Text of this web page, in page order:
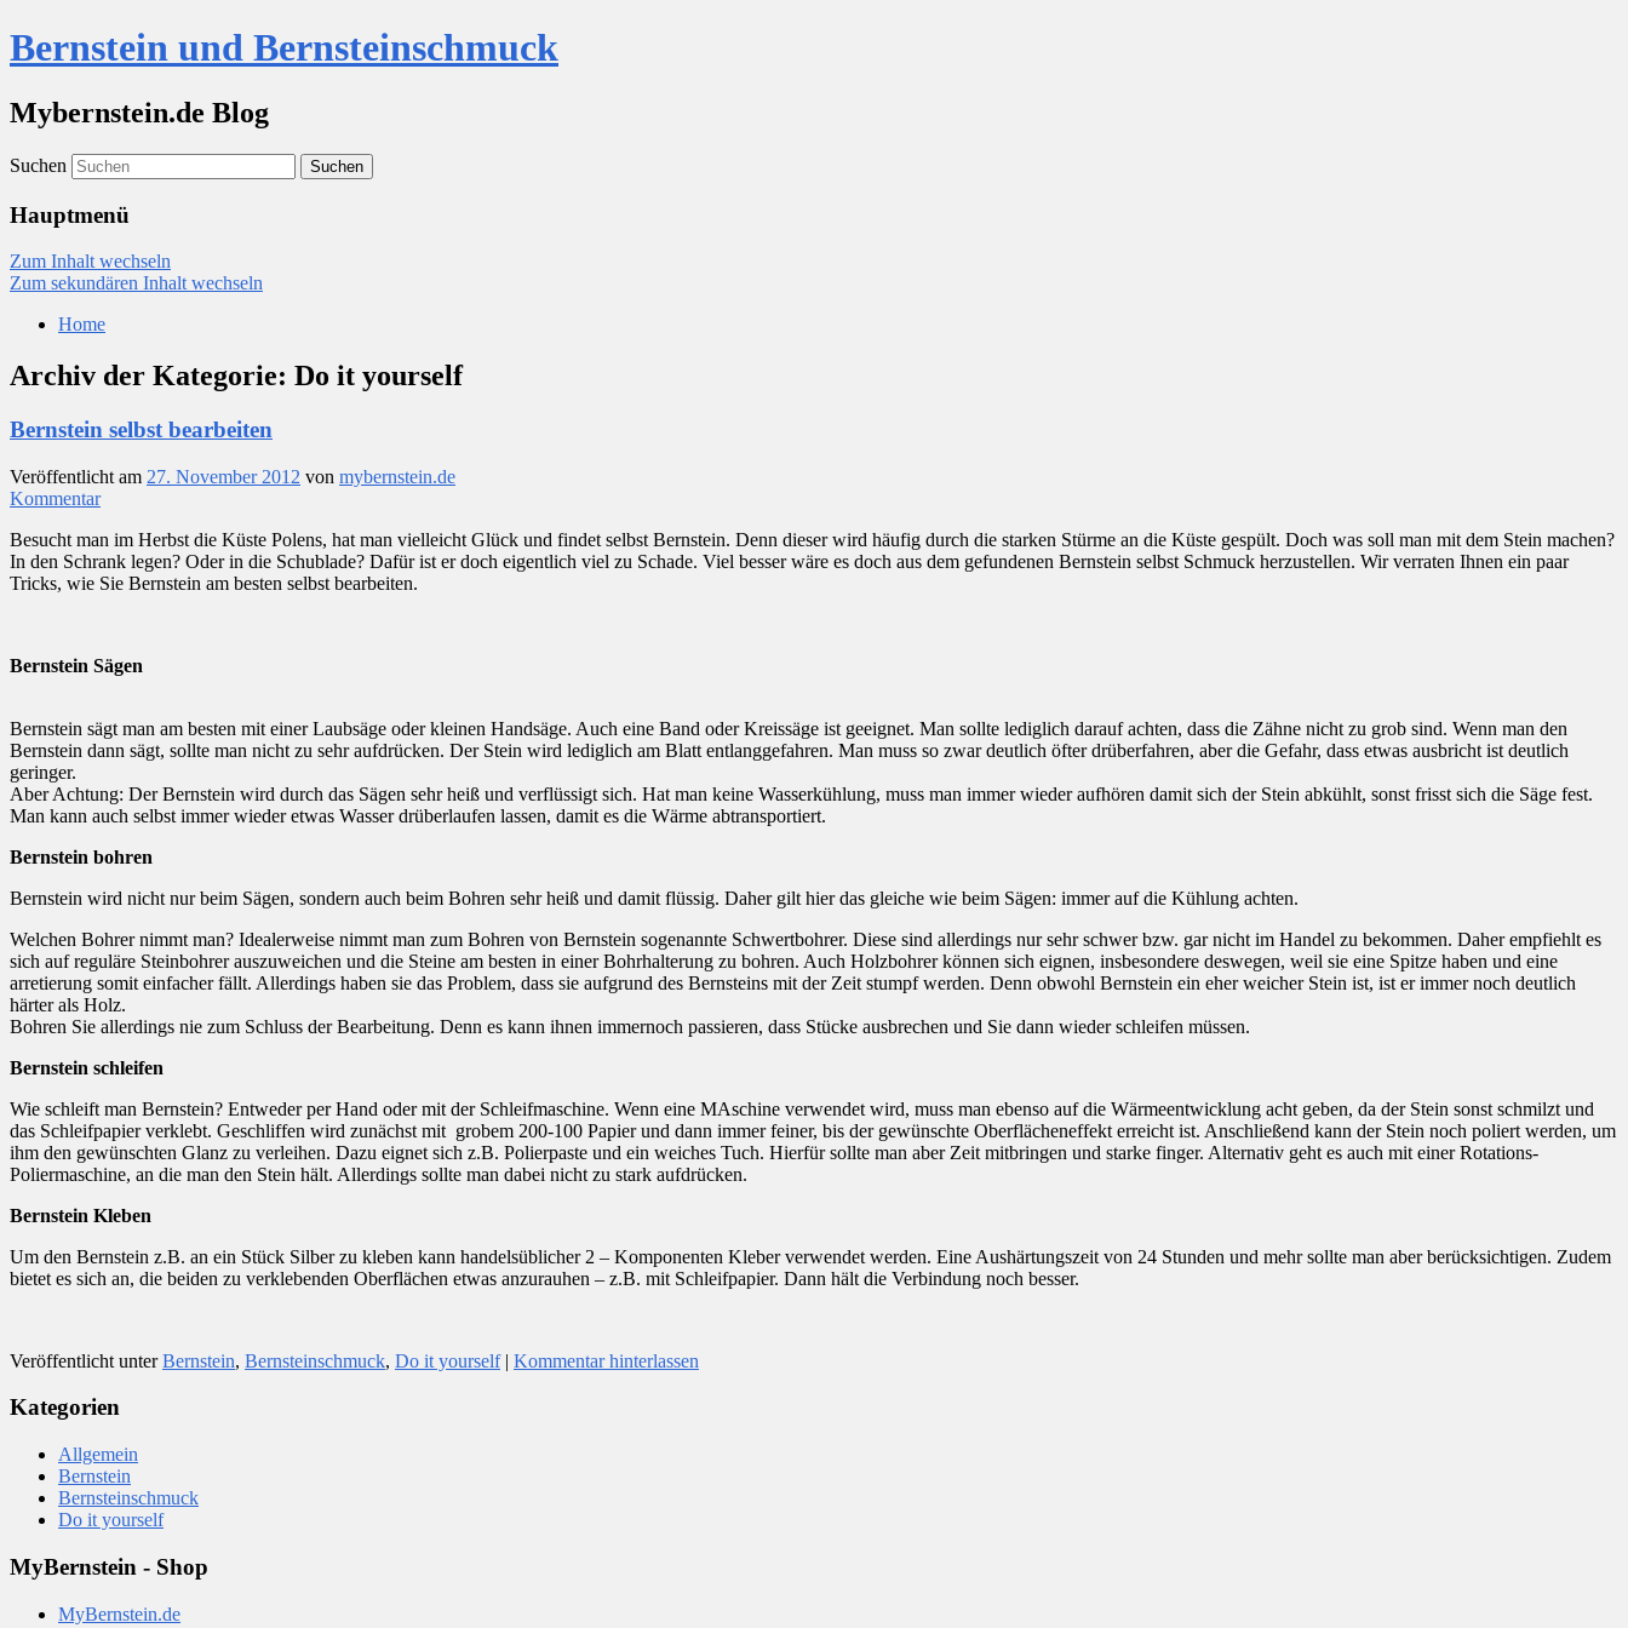
Bernstein und Bernsteinschmuck
Mybernstein.de Blog
Suchen
Hauptmenü
Zum Inhalt wechseln
Zum sekundären Inhalt wechseln
Home
Archiv der Kategorie: Do it yourself
Bernstein selbst bearbeiten
Veröffentlicht am 27. November 2012 von mybernstein.de
Kommentar
Besucht man im Herbst die Küste Polens, hat man vielleicht Glück und findet selbst Bernstein. Denn dieser wird häufig durch die starken Stürme an die Küste gespült. Doch was soll man mit dem Stein machen?
In den Schrank legen? Oder in die Schublade? Dafür ist er doch eigentlich viel zu Schade. Viel besser wäre es doch aus dem gefundenen Bernstein selbst Schmuck herzustellen. Wir verraten Ihnen ein paar
Tricks, wie Sie Bernstein am besten selbst bearbeiten.
Bernstein Sägen
Bernstein sägt man am besten mit einer Laubsäge oder kleinen Handsäge. Auch eine Band oder Kreissäge ist geeignet. Man sollte lediglich darauf achten, dass die Zähne nicht zu grob sind. Wenn man den
Bernstein dann sägt, sollte man nicht zu sehr aufdrücken. Der Stein wird lediglich am Blatt entlanggefahren. Man muss so zwar deutlich öfter drüberfahren, aber die Gefahr, dass etwas ausbricht ist deutlich
geringer.
Aber Achtung: Der Bernstein wird durch das Sägen sehr heiß und verflüssigt sich. Hat man keine Wasserkühlung, muss man immer wieder aufhören damit sich der Stein abkühlt, sonst frisst sich die Säge fest.
Man kann auch selbst immer wieder etwas Wasser drüberlaufen lassen, damit es die Wärme abtransportiert.
Bernstein bohren
Bernstein wird nicht nur beim Sägen, sondern auch beim Bohren sehr heiß und damit flüssig. Daher gilt hier das gleiche wie beim Sägen: immer auf die Kühlung achten.
Welchen Bohrer nimmt man? Idealerweise nimmt man zum Bohren von Bernstein sogenannte Schwertbohrer. Diese sind allerdings nur sehr schwer bzw. gar nicht im Handel zu bekommen. Daher empfiehlt es
sich auf reguläre Steinbohrer auszuweichen und die Steine am besten in einer Bohrhalterung zu bohren. Auch Holzbohrer können sich eignen, insbesondere deswegen, weil sie eine Spitze haben und eine
arretierung somit einfacher fällt. Allerdings haben sie das Problem, dass sie aufgrund des Bernsteins mit der Zeit stumpf werden. Denn obwohl Bernstein ein eher weicher Stein ist, ist er immer noch deutlich
härter als Holz.
Bohren Sie allerdings nie zum Schluss der Bearbeitung. Denn es kann ihnen immernoch passieren, dass Stücke ausbrechen und Sie dann wieder schleifen müssen.
Bernstein schleifen
Wie schleift man Bernstein? Entweder per Hand oder mit der Schleifmaschine. Wenn eine MAschine verwendet wird, muss man ebenso auf die Wärmeentwicklung acht geben, da der Stein sonst schmilzt und
das Schleifpapier verklebt. Geschliffen wird zunächst mit grobem 200-100 Papier und dann immer feiner, bis der gewünschte Oberflächeneffekt erreicht ist. Anschließend kann der Stein noch poliert werden, um
ihm den gewünschten Glanz zu verleihen. Dazu eignet sich z.B. Polierpaste und ein weiches Tuch. Hierfür sollte man aber Zeit mitbringen und starke finger. Alternativ geht es auch mit einer Rotations-
Poliermaschine, an die man den Stein hält. Allerdings sollte man dabei nicht zu stark aufdrücken.
Bernstein Kleben
Um den Bernstein z.B. an ein Stück Silber zu kleben kann handelsüblicher 2 – Komponenten Kleber verwendet werden. Eine Aushärtungszeit von 24 Stunden und mehr sollte man aber berücksichtigen. Zudem
bietet es sich an, die beiden zu verklebenden Oberflächen etwas anzurauhen – z.B. mit Schleifpapier. Dann hält die Verbindung noch besser.
Veröffentlicht unter Bernstein, Bernsteinschmuck, Do it yourself | Kommentar hinterlassen
Kategorien
Allgemein
Bernstein
Bernsteinschmuck
Do it yourself
MyBernstein - Shop
MyBernstein.de